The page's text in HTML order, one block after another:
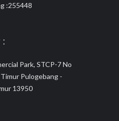
:255448
:
Park, STCP-7 No
Pulogebang -
13950